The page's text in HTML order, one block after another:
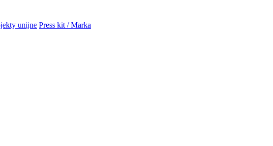
unijne Press kit / Marka